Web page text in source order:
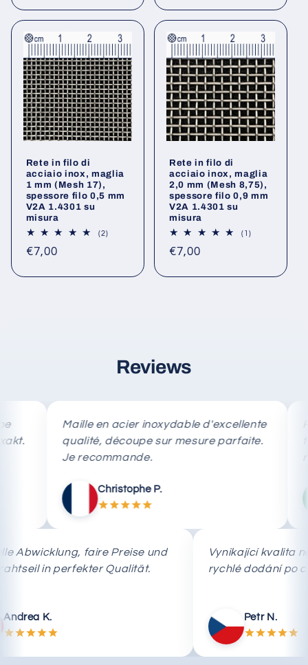
Rete in filo di
acciaio inox, maglia
1 mm (Mesh 17),
spessore filo 0,5 mm
V2A 1.4301 su
misura
(2)2
Prezzo
€7,00
Rete in filo di
acciaio inox, maglia
2,0 mm (Mesh 8,75),
spessore filo 0,9 mm
V2A 1.4301 su
misura
(1)1
Prezzo
€7,00
Reviews
Maille en acier inoxydable d'excellente
qualité, découpe sur mesure parfaite.
Je recommande.
Christophe P.
taglio
Abwicklung, faire Preise und
Drahtseil in perfekter Qualität.
Andrea K.
Vynikající
rychlé
Petr N.